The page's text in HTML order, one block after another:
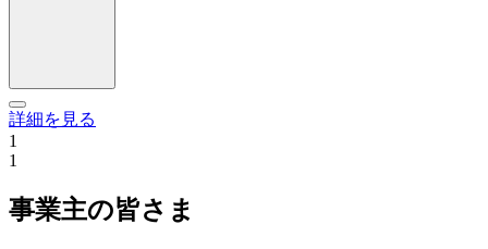
詳細を見る
1
1
事業主の皆さま